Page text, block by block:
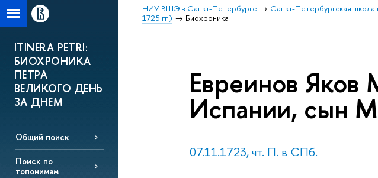
НИУ ВШЭ в Санкт-Петербурге Санкт-Петербургская школа
1725 гг.)
Биохроника
ITINERA PETRI:
БИОХРОНИКА
ПЕТРА
ВЕЛИКОГО ДЕНЬ
ЗА ДНЕМ
Общий поиск
Поиск по
топонимам
Евреинов Яков
Испании, сын
07.11.1723, чт. П. в СПб.